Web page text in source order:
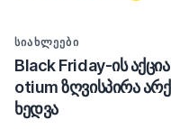
ᲡᲘᲐᲮᲚᲔᲔᲑᲘ
Black Friday-ის
otium ზღვისპირა
ხედვა